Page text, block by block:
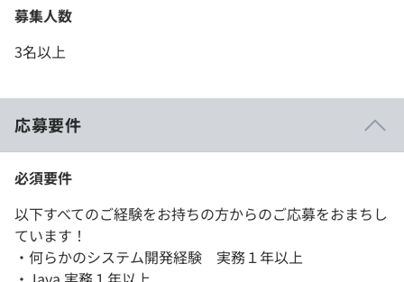
募集人数
3名以上
応募要件
必須要件
以下すべてのご経験をお持ちの方からのご応募をおまちし
ています！
・何らかのシステム開発経験 実務１年以上